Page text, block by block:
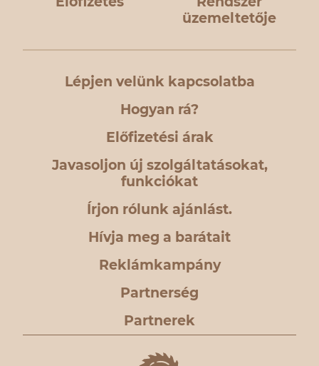
üzemeltetője
Lépjen velünk kapcsolatba
Hogyan rá?
Előfizetési árak
Javasoljon új szolgáltatásokat,
funkciókat
Írjon rólunk ajánlást.
Hívja meg a barátait
Reklámkampány
Partnerség
Partnerek